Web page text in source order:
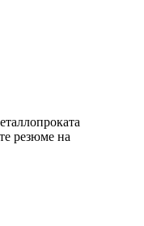
резюме на